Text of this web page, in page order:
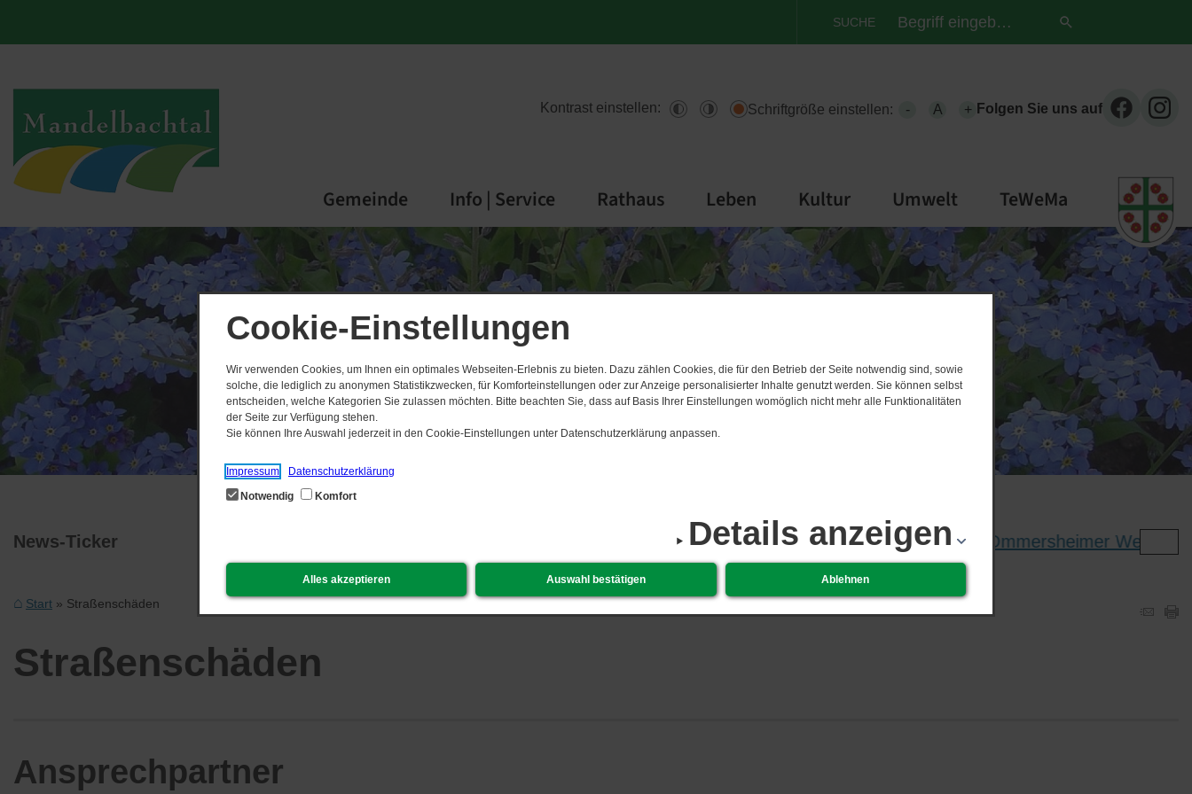
Cookie-Einstellungen
Wir verwenden Cookies, um Ihnen ein optimales Webseiten-Erlebnis zu bieten. Dazu zählen Cookies, die für den Betrieb der Seite notwendig sind, sowie
solche, die lediglich zu anonymen Statistikzwecken, für Komforteinstellungen oder zur Anzeige personalisierter Inhalte genutzt werden. Sie können selbst
entscheiden, welche Kategorien Sie zulassen möchten. Bitte beachten Sie, dass auf Basis Ihrer Einstellungen womöglich nicht mehr alle Funktionalitäten
der Seite zur Verfügung stehen.
Sie können Ihre Auswahl jederzeit in den Cookie-Einstellungen unter Datenschutzerklärung anpassen.
Impressum
Datenschutzerklärung
Notwendig
Komfort
Details anzeigen
Alles akzeptieren Auswahl bestätigen Ablehnen
SUCHE
Kontrast einstellen: Schriftgröße einstellen: - A + Folgen Sie uns auf
Gemeinde Info | Service Rathaus Leben Kultur Umwelt TeWeMa
News-Ticker 06.​08.​2026 Klappstuhlkonzert am Ommersheimer Weiher
Start Straßenschäden
Straßenschäden
Ansprechpartner